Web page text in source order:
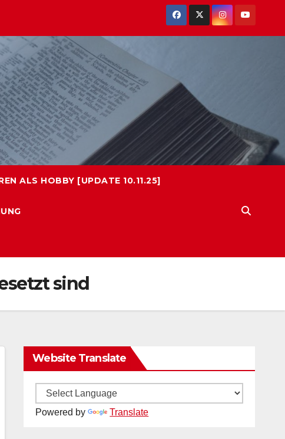
ALS HOBBY [UPDATE 10.11.25]
sind
Website Translate
Powered by Translate